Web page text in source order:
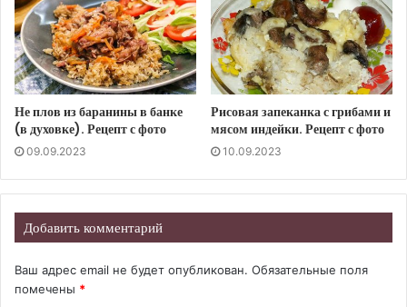
Не плов из баранины в банке
(в духовке). Рецепт с фото
09.09.2023
Рисовая запеканка с грибами и
мясом индейки. Рецепт с фото
10.09.2023
Добавить комментарий
Ваш адрес email не будет опубликован. Обязательные поля
помечены *